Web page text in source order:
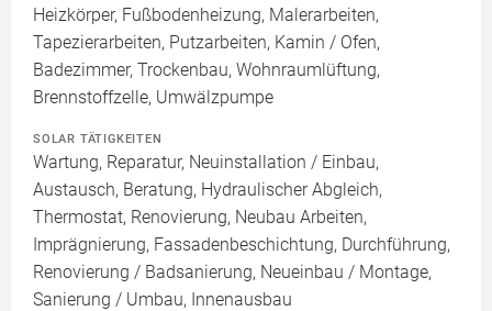
Heizkörper, Fußbodenheizung, Malerarbeiten,
Tapezierarbeiten, Putzarbeiten, Kamin / Ofen,
Badezimmer, Trockenbau, Wohnraumlüftung,
Brennstoffzelle, Umwälzpumpe
SOLAR TÄTIGKEITEN
Wartung, Reparatur, Neuinstallation / Einbau,
Austausch, Beratung, Hydraulischer Abgleich,
Thermostat, Renovierung, Neubau Arbeiten,
Imprägnierung, Fassadenbeschichtung, Durchführung,
Renovierung / Badsanierung, Neueinbau / Montage,
Sanierung / Umbau, Innenausbau